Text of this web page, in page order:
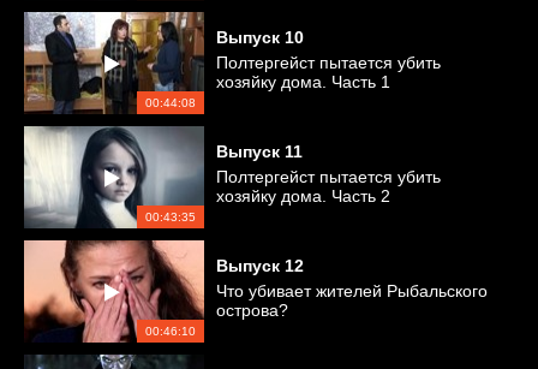
00:44:08
Выпуск 10
Полтергейст пытается убить
хозяйку дома. Часть 1
00:43:35
Выпуск 11
Полтергейст пытается убить
хозяйку дома. Часть 2
00:46:10
Выпуск 12
Что убивает жителей Рыбальского
острова?